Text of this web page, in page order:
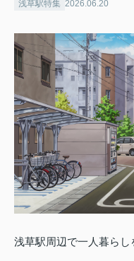
浅草駅特集 2026.06.20
浅草駅周辺で一人暮ら